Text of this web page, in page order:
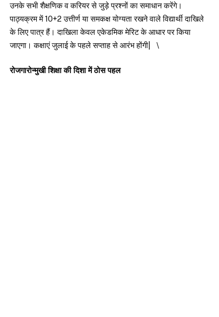
उनके सभी शैक्षणिक व करियर से जुड़े प्रश्नों का समाधान करेंगे।
पाठ्यक्रम में 10+2 उत्तीर्ण या समकक्ष योग्यता रखने वाले विद्यार्थी दाखिले
के लिए पात्र हैं। दाखिला केवल एकेडमिक मेरिट के आधार पर किया
जाएगा। कक्षाएं जुलाई के पहले सप्ताह से आरंभ होंगी| \
रोजगारोन्मुखी शिक्षा की दिशा में ठोस पहल